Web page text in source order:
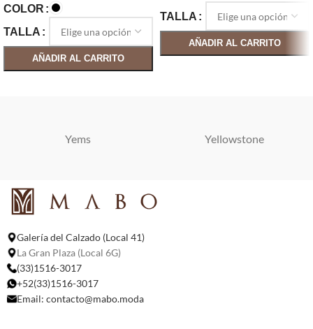
COLOR
TALLA
AÑADIR AL CARRITO
TALLA
AÑADIR AL CARRITO
Yems Yellowstone
Galería del Calzado (Local 41)
La Gran Plaza (Local 6G)
(33)1516-3017
+52(33)1516-3017
Email: contacto@mabo.moda